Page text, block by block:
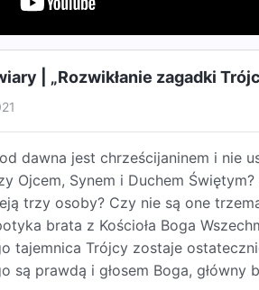
| „Rozwikłanie zagadki
dawna jest chrześcijaninem i nie
Ojcem, Synem i Duchem
trzy osoby? Czy nie są one
brata z Kościoła Boga
tajemnica Trójcy zostaje
są prawdą i głosem Boga, główny